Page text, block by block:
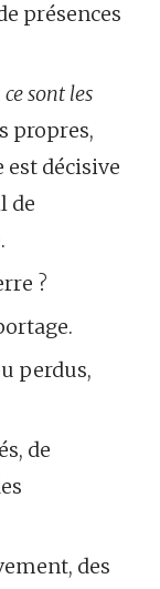
présences
sont les
propres,
est décisive
de
?
perdus,
de
des